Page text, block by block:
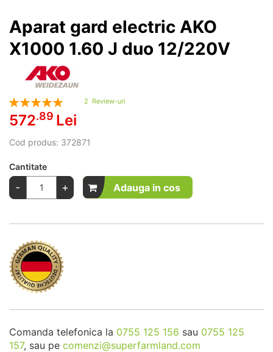
Aparat gard electric AKO
X1000 1.60 J duo 12/220V
Rating:
100
% of100
2 Review-uri
572.89 Lei
Cod produs: 372871
Cantitate
- + Adauga in cos
Comanda telefonica la 0755 125 156 sau 0755 125
157, sau pe comenzi@superfarmland.com